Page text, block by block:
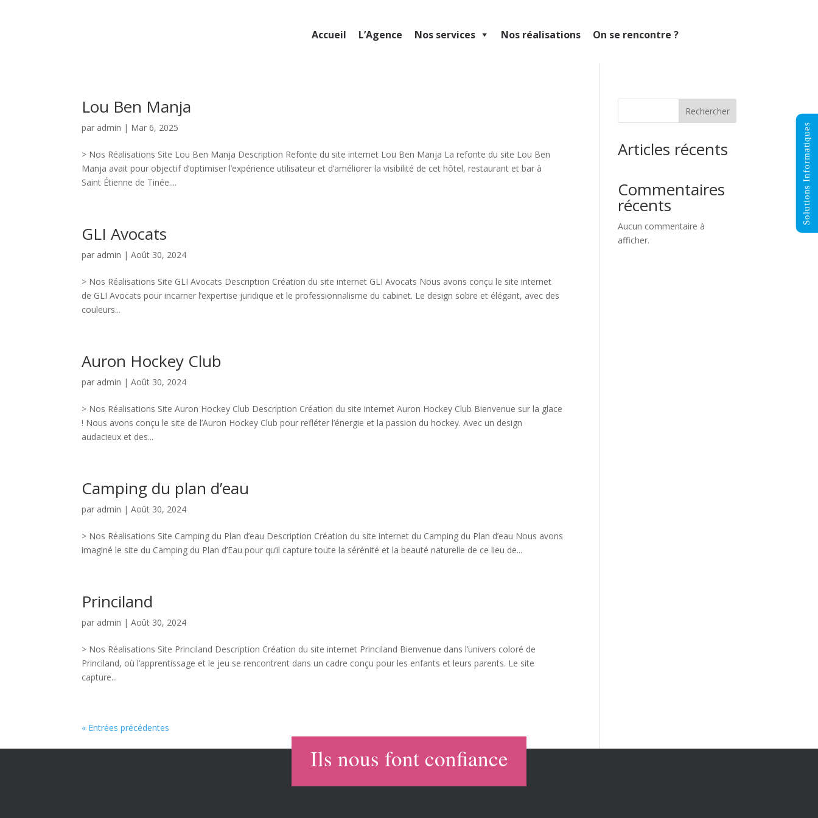
Accueil L’Agence Nos services Nos réalisations On se rencontre ?
Lou Ben Manja
par admin | Mar 6, 2025
> Nos Réalisations Site Lou Ben Manja Description Refonte du site internet Lou Ben Manja La refonte du site Lou Ben
Manja avait pour objectif d’optimiser l’expérience utilisateur et d’améliorer la visibilité de cet hôtel, restaurant et bar à
Saint Étienne de Tinée....
GLI Avocats
par admin |Août 30, 2024
> Nos Réalisations Site GLI Avocats Description Création du site internet GLI Avocats Nous avons conçu le site internet
de GLI Avocats pour incarner l’expertise juridique et le professionnalisme du cabinet. Le design sobre et élégant, avec des
couleurs...
Auron Hockey Club
par admin |Août 30, 2024
> Nos Réalisations Site Auron Hockey Club Description Création du site internet Auron Hockey Club Bienvenue sur la glace
! Nous avons conçu le site de l’Auron Hockey Club pour refléter l’énergie et la passion du hockey. Avec un design
audacieux et des...
Camping du plan d’eau
par admin |Août 30, 2024
> Nos Réalisations Site Camping du Plan d’eau Description Création du site internet du Camping du Plan d’eau Nous avons
imaginé le site du Camping du Plan d’Eau pour qu’il capture toute la sérénité et la beauté naturelle de ce lieu de...
Princiland
par admin |Août 30, 2024
> Nos Réalisations Site Princiland Description Création du site internet Princiland Bienvenue dans l’univers coloré de
Princiland, où l’apprentissage et le jeu se rencontrent dans un cadre conçu pour les enfants et leurs parents. Le site
capture...
« Entrées précédentes
Rechercher
Articles récents
Commentaires
récents
Aucun commentaire à
afficher.
Ils nous font confiance
Solutions Informatiques